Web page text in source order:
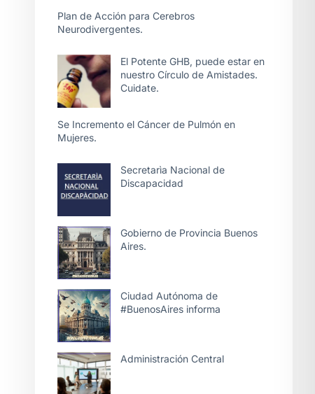
Plan de Acción para Cerebros
Neurodivergentes.
El Potente GHB, puede estar en
nuestro Círculo de Amistades.
Cuidate.
Se Incremento el Cáncer de Pulmón en
Mujeres.
Secretarìa Nacional de
Discapacidad
Gobierno de Provincia Buenos
Aires.
Ciudad Autónoma de
#BuenosAires informa
Administración Central